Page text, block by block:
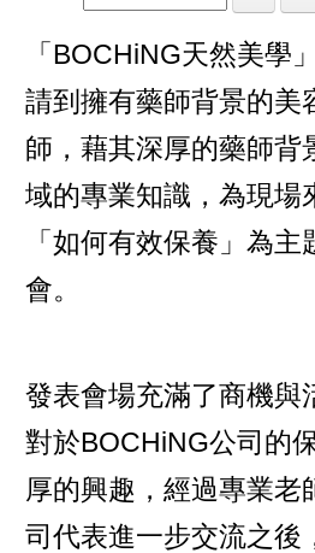
「BOCHiNG天然美學
請到擁有藥師背景的美
師，藉其深厚的藥師背
域的專業知識，為現場
「如何有效保養」為
會。
發表會場充滿了商機與
對於BOCHiNG公司的
厚的興趣，經過專業老
司代表進一步交流之後